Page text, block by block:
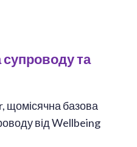
супроводу та
щомісячна базова
від Wellbeing